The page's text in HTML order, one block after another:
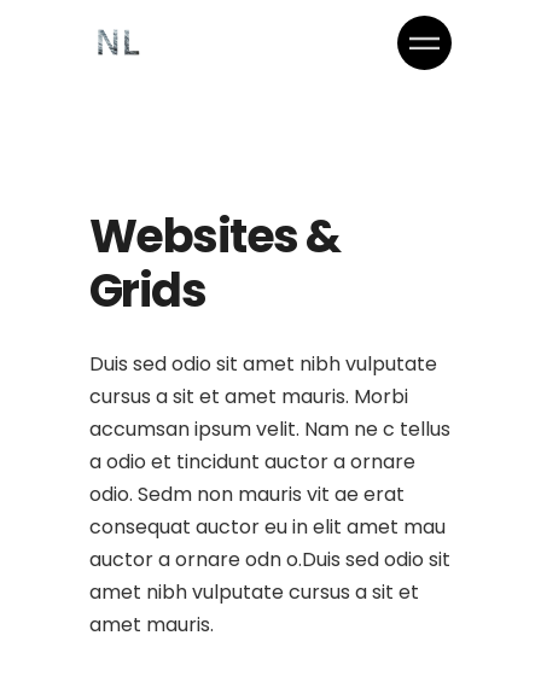
Websites &
Grids
Duis sed odio sit amet nibh vulputate
cursus a sit et amet mauris. Morbi
accumsan ipsum velit. Nam ne c tellus
a odio et tincidunt auctor a ornare
odio. Sedm non mauris vit ae erat
consequat auctor eu in elit amet mau
auctor a ornare odn o.Duis sed odio sit
amet nibh vulputate cursus a sit et
amet mauris.